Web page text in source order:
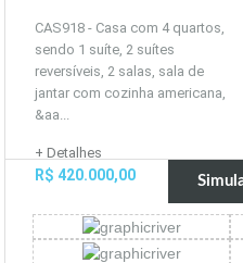
CAS918 - Casa com 4 quartos,
sendo 1 suíte, 2 suítes
reversíveis, 2 salas, sala de
jantar com cozinha americana,
&aa...
+ Detalhes
R$ 420.000,00